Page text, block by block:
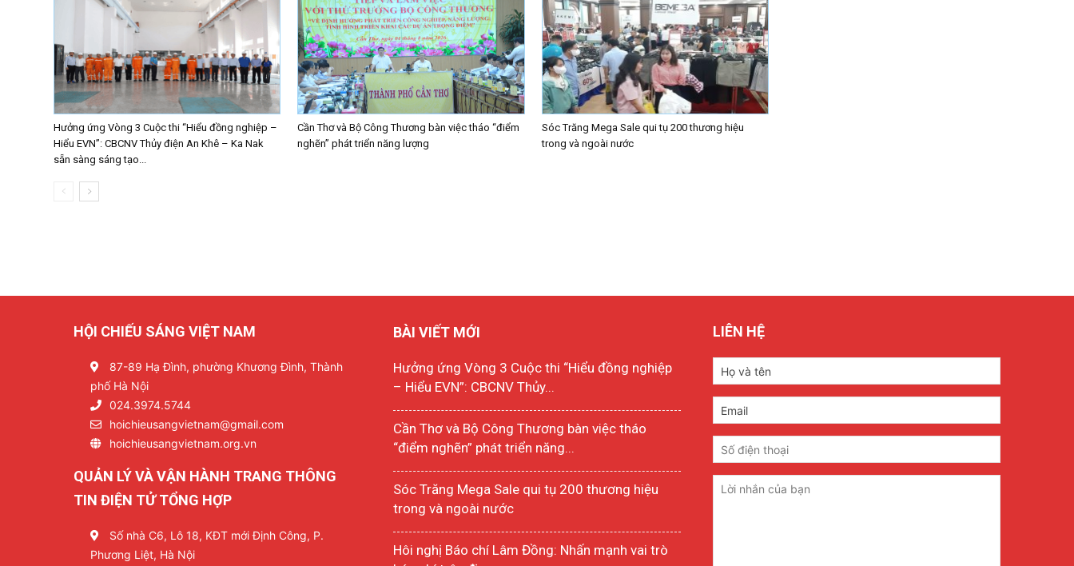
Hưởng ứng Vòng 3 Cuộc thi “Hiểu đồng nghiệp –
Hiểu EVN”: CBCNV Thủy điện An Khê – Ka Nak
sẵn sàng sáng tạo...
Cần Thơ và Bộ Công Thương bàn việc tháo “điểm
nghẽn” phát triển năng lượng
Sóc Trăng Mega Sale qui tụ 200 thương hiệu
trong và ngoài nước
HỘI CHIẾU SÁNG VIỆT NAM
87-89 Hạ Đình, phường Khương Đình, Thành
phố Hà Nội
024.3974.5744
hoichieusangvietnam@gmail.com
hoichieusangvietnam.org.vn
QUẢN LÝ VÀ VẬN HÀNH TRANG THÔNG
TIN ĐIỆN TỬ TỔNG HỢP
Số nhà C6, Lô 18, KĐT mới Định Công, P.
Phương Liệt, Hà Nội
BÀI VIẾT MỚI
Hưởng ứng Vòng 3 Cuộc thi “Hiểu đồng nghiệp
– Hiểu EVN”: CBCNV Thủy...
Cần Thơ và Bộ Công Thương bàn việc tháo
“điểm nghẽn” phát triển năng...
Sóc Trăng Mega Sale qui tụ 200 thương hiệu
trong và ngoài nước
Hôi nghị Báo chí Lâm Đồng: Nhấn mạnh vai trò
LIÊN HỆ